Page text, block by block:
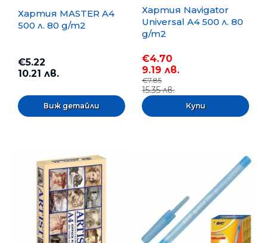
Хартия MASTER A4
500 л. 80 g/m2
€5.22
10.21 лв.
Виж детайли
Хартия Navigator
Universal A4 500 л. 80
g/m2
€4.70
9.19 лв.
€7.85
15.35 лв.